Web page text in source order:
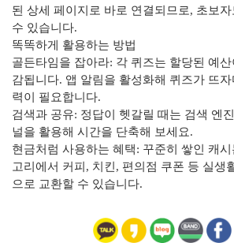
된 상세 페이지로 바로 연결되므로, 초보
수 있습니다.
똑똑하게 활용하는 방법
골든타임을 잡아라: 각 퀴즈는 할당된 예
감됩니다. 앱 알림을 활성화해 퀴즈가 뜨
력이 필요합니다.
검색과 공유: 정답이 헷갈릴 때는 검색 엔
널을 활용해 시간을 단축해 보세요.
현금처럼 사용하는 혜택: 꾸준히 쌓인 캐시
고리에서 커피, 치킨, 편의점 쿠폰 등 실생
으로 교환할 수 있습니다.